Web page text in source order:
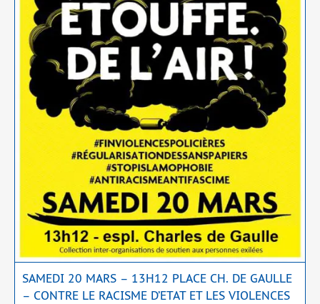
SAMEDI 20 MARS – 13H12 PLACE CH. DE GAULLE
– CONTRE LE RACISME D’ETAT ET LES VIOLENCES